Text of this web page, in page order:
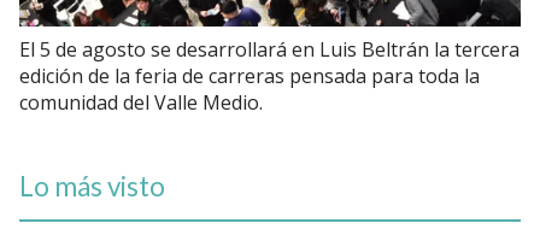
El 5 de agosto se desarrollará en Luis Beltrán la tercera
edición de la feria de carreras pensada para toda la
comunidad del Valle Medio.
Lo más visto